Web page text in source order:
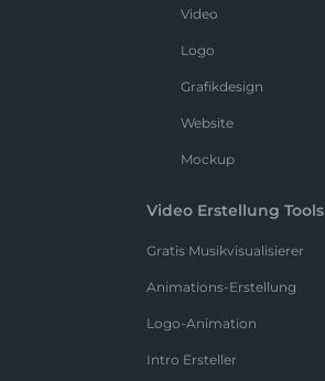
Video
Logo
Grafikdesign
Website
Mockup
Video Erstellung Tools
Gratis Musikvisualisierer
Animations-Erstellung
Logo-Animation
Intro Ersteller